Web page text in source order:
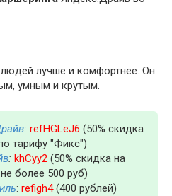
лучше и комфортнее. Он
умным и крутым.
: refHGLeJ6 (50% скидка
тарифу "Фикс")
: khCyy2 (50% скидка на
более 500 руб)
: refigh4(400 рублей)